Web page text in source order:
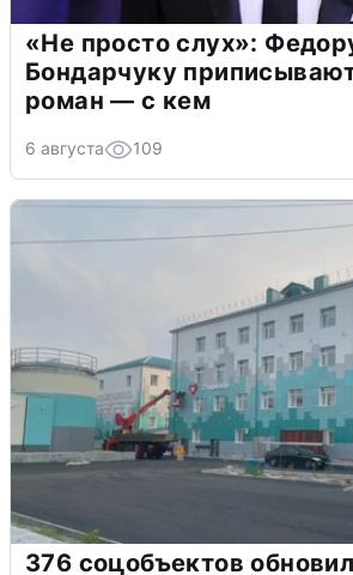
«Не просто слух»:
Бондарчуку
роман — с кем
6 августа 109
376 соцобъектов